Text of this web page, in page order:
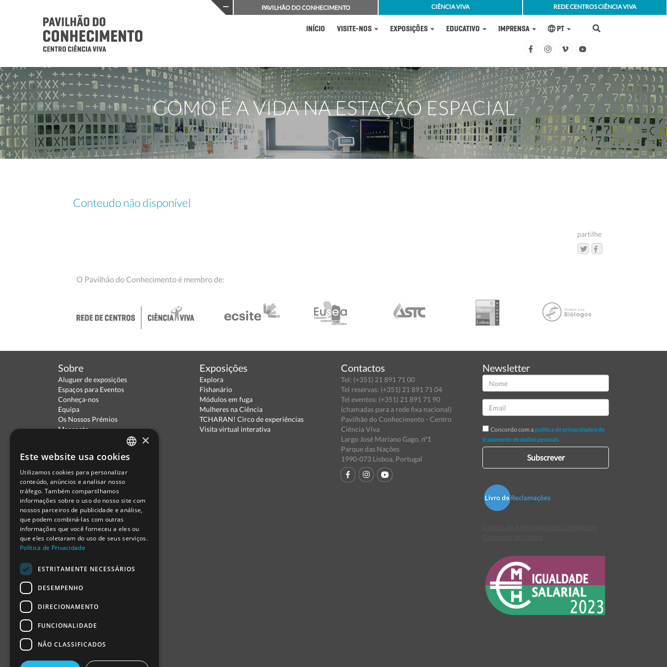
PAVILHÃO DO CONHECIMENTO CIÊNCIA VIVA REDE CENTROS CIÊNCIA VIVA
INÍCIO VISITE-NOS EXPOSIÇÕES EDUCATIVO IMPRENSA PT
COMO É A VIDA NA ESTAÇÃO ESPACIAL
Conteudo não disponível
partilhe
O Pavilhão do Conhecimento é membro de:
Sobre
Aluguer de exposições
Espaços para Eventos
Conheça-nos
Equipa
Os Nossos Prémios
Mecenato
Termos de Utilização
Escola Ciência Viva
Contactar
Relatório Anual RCN 2024
Relatório Intercalar RCN 2025
Exposições
Explora
Fishanário
Módulos em fuga
Mulheres na Ciência
TCHARAN! Circo de experiências
Visita virtual interativa
Contactos
Tel: (+351) 21 891 71 00
Tel reservas: (+351) 21 891 71 04
Tel eventos: (+351) 21 891 71 90
(chamadas para a rede fixa nacional)
Pavilhão do Conhecimento - Centro
Ciência Viva
Largo José Mariano Gago, nº1
Parque das Nações
1990-073 Lisboa, Portugal
Newsletter
Concordo com a política de privacidade e de
tratamento de dados pessoais
Subscrever
PORTUGUESE
ENGLISH
SPANISH
×
Este website usa cookies
Utilizamos cookies para personalizar
conteúdo, anúncios e analisar nosso
tráfego. Também compartilhamos
informações sobre o uso do nosso site com
nossos parceiros de publicidade e análise,
que podem combiná-las com outras
informações que você forneceu a eles ou
que eles coletaram do uso de seus serviços.
Política de Privacidade
ESTRITAMENTE NECESSÁRIOS
DESEMPENHO
DIRECIONAMENTO
FUNCIONALIDADE
NÃO CLASSIFICADOS